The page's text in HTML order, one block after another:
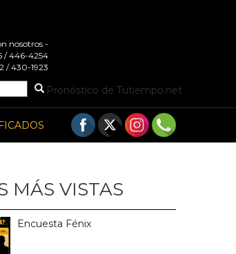
nosotros -
/ 446-4254
/ 430-1923
Pronóstico de Tutiempo.net
MÁS VISTAS
Encuesta Fénix